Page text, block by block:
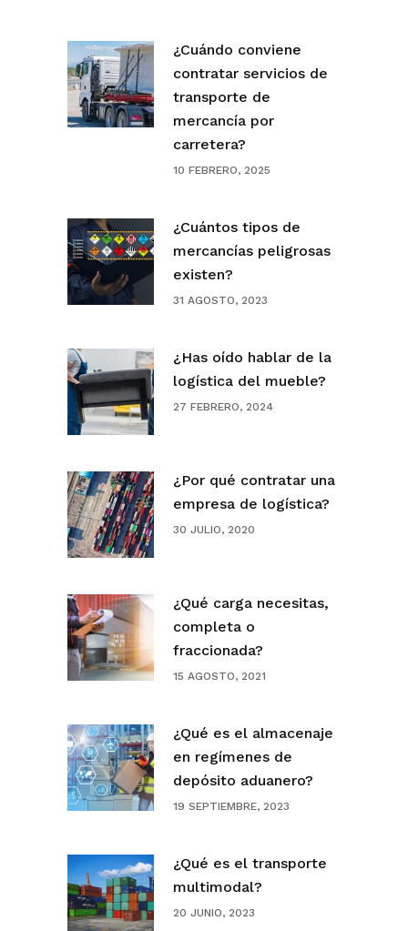
¿Cuándo conviene
contratar servicios de
transporte de
mercancía por
carretera?
10 FEBRERO, 2025
¿Cuántos tipos de
mercancías peligrosas
existen?
31 AGOSTO, 2023
¿Has oído hablar de la
logística del mueble?
27 FEBRERO, 2024
¿Por qué contratar una
empresa de logística?
30 JULIO, 2020
¿Qué carga necesitas,
completa o
fraccionada?
15 AGOSTO, 2021
¿Qué es el almacenaje
en regímenes de
depósito aduanero?
19 SEPTIEMBRE, 2023
¿Qué es el transporte
multimodal?
20 JUNIO, 2023